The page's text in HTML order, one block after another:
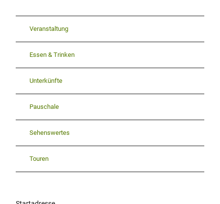
Veranstaltung
Essen & Trinken
Unterkünfte
Pauschale
Sehenswertes
Touren